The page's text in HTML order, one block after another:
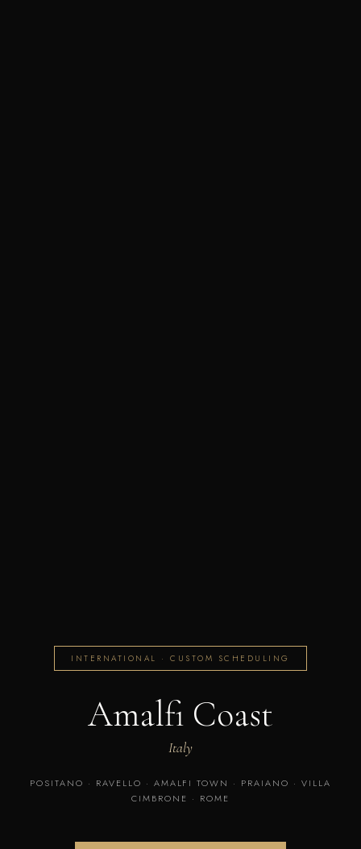
INTERNATIONAL · CUSTOM SCHEDULING
Amalfi Coast
Italy
POSITANO · RAVELLO · AMALFI TOWN · PRAIANO · VILLA
CIMBRONE · ROME